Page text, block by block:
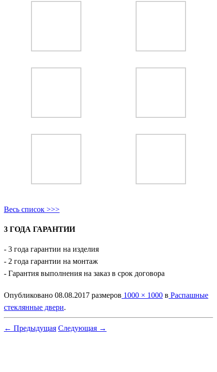
Весь список >>>
3 ГОДА ГАРАНТИИ
- 3 года гарантии на изделия
- 2 года гарантии на монтаж
- Гарантия выполнения на заказ в срок договора
Опубликовано 08.08.2017 размеров 1000 × 1000 в Распашные
стеклянные двери.
← Предыдущая Следующая →